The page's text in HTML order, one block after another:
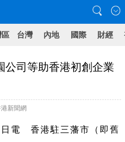
台灣 內地 國際 財經
公司等助香港初創企業
新聞網
電 香港駐三藩市（即 舊